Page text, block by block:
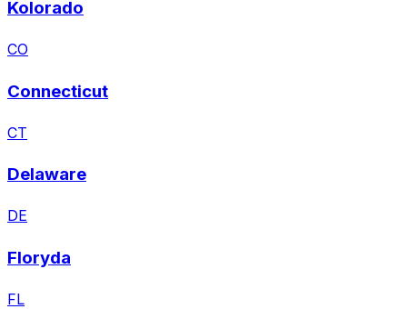
Kolorado
CO
Connecticut
CT
Delaware
DE
Floryda
FL